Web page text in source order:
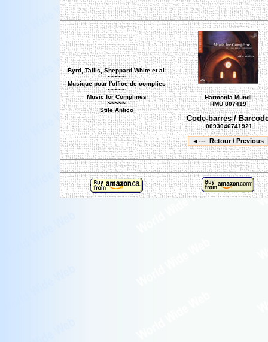
Byrd, Tallis, Sheppard White et al.
~~~~~
Musique pour l'office de complies
~~~~~
Music for Complines
~~~~~
Stile Antico
Harmonia Mundi
HMU 807419
Code-barres /
0093046741921